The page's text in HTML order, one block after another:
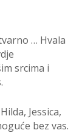
… Hvala
srcima i
Jessica,
bez vas.